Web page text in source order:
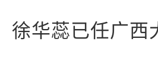
徐华蕊已任广西